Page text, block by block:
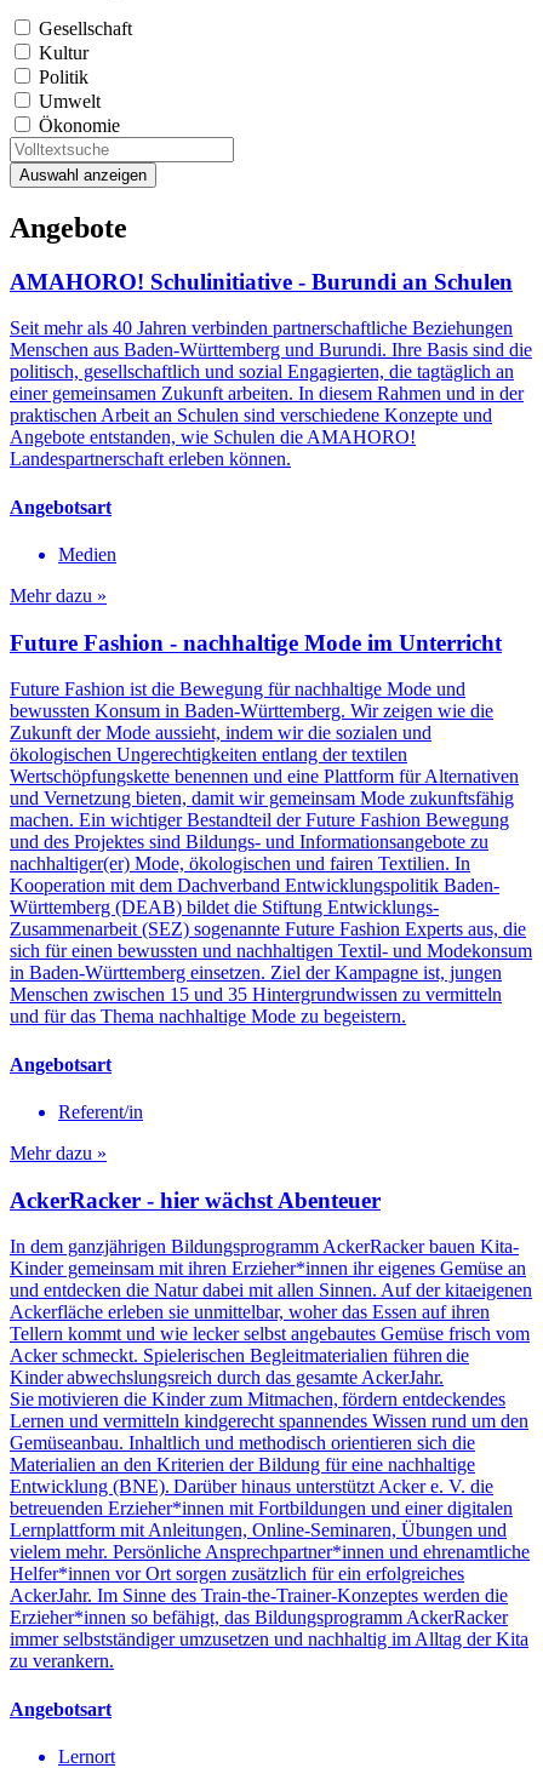
Gesellschaft
Kultur
Politik
Umwelt
Ökonomie
Auswahl anzeigen
Angebote
AMAHORO! Schulinitiative - Burundi an Schulen
Seit mehr als 40 Jahren verbinden partnerschaftliche Beziehungen
Menschen aus Baden-Württemberg und Burundi. Ihre Basis sind die
politisch, gesellschaftlich und sozial Engagierten, die tagtäglich an
einer gemeinsamen Zukunft arbeiten. In diesem Rahmen und in der
praktischen Arbeit an Schulen sind verschiedene Konzepte und
Angebote entstanden, wie Schulen die AMAHORO!
Landespartnerschaft erleben können.
Angebotsart
Medien
Mehr dazu »
Future Fashion - nachhaltige Mode im Unterricht
Future Fashion ist die Bewegung für nachhaltige Mode und
bewussten Konsum in Baden-Württemberg. Wir zeigen wie die
Zukunft der Mode aussieht, indem wir die sozialen und
ökologischen Ungerechtigkeiten entlang der textilen
Wertschöpfungskette benennen und eine Plattform für Alternativen
und Vernetzung bieten, damit wir gemeinsam Mode zukunftsfähig
machen. Ein wichtiger Bestandteil der Future Fashion Bewegung
und des Projektes sind Bildungs- und Informationsangebote zu
nachhaltiger(er) Mode, ökologischen und fairen Textilien. In
Kooperation mit dem Dachverband Entwicklungspolitik Baden-
Württemberg (DEAB) bildet die Stiftung Entwicklungs-
Zusammenarbeit (SEZ) sogenannte Future Fashion Experts aus, die
sich für einen bewussten und nachhaltigen Textil- und Modekonsum
in Baden-Württemberg einsetzen. Ziel der Kampagne ist, jungen
Menschen zwischen 15 und 35 Hintergrundwissen zu vermitteln
und für das Thema nachhaltige Mode zu begeistern.
Angebotsart
Referent/in
Mehr dazu »
AckerRacker - hier wächst Abenteuer
In dem ganzjährigen Bildungsprogramm AckerRacker bauen Kita-
Kinder gemeinsam mit ihren Erzieher*innen ihr eigenes Gemüse an
und entdecken die Natur dabei mit allen Sinnen. Auf der kitaeigenen
Ackerfläche erleben sie unmittelbar, woher das Essen auf ihren
Tellern kommt und wie lecker selbst angebautes Gemüse frisch vom
Acker schmeckt. Spielerischen Begleitmaterialien führen die
Kinder abwechslungsreich durch das gesamte AckerJahr.
Sie motivieren die Kinder zum Mitmachen, fördern entdeckendes
Lernen und vermitteln kindgerecht spannendes Wissen rund um den
Gemüseanbau. Inhaltlich und methodisch orientieren sich die
Materialien an den Kriterien der Bildung für eine nachhaltige
Entwicklung (BNE). Darüber hinaus unterstützt Acker e. V. die
betreuenden Erzieher*innen mit Fortbildungen und einer digitalen
Lernplattform mit Anleitungen, Online-Seminaren, Übungen und
vielem mehr. Persönliche Ansprechpartner*innen und ehrenamtliche
Helfer*innen vor Ort sorgen zusätzlich für ein erfolgreiches
AckerJahr. Im Sinne des Train-the-Trainer-Konzeptes werden die
Erzieher*innen so befähigt, das Bildungsprogramm AckerRacker
immer selbstständiger umzusetzen und nachhaltig im Alltag der Kita
zu verankern.
Angebotsart
Lernort